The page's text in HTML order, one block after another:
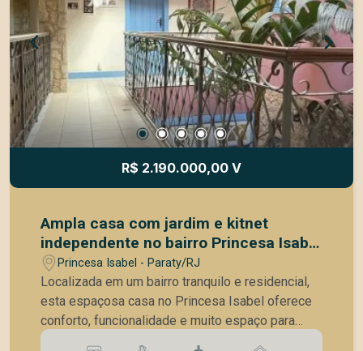
R$ 2.190.000,00 V
Ampla casa com jardim e kitnet
independente no bairro Princesa Isabel
? Paraty/RJ
Princesa Isabel - Paraty/RJ
Localizada em um bairro tranquilo e residencial,
esta espaçosa casa no Princesa Isabel oferece
conforto, funcionalidade e muito espaço para
toda a família. Com um terreno generoso de